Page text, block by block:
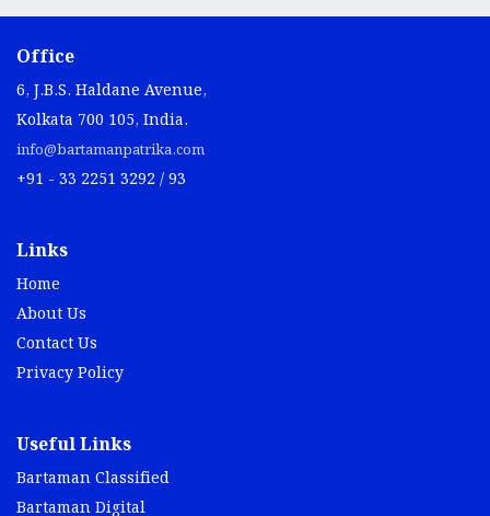
Office
6, J.B.S. Haldane Avenue,
Kolkata 700 105, India.
info@bartamanpatrika.com
+91 - 33 2251 3292 / 93
Links
Home
About Us
Contact Us
Privacy Policy
Useful Links
Bartaman Classified
Bartaman Digital